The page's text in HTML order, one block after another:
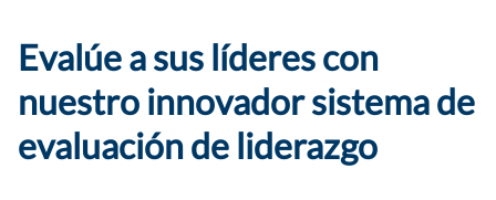
Evalúe a sus líderes con
nuestro innovador sistema de
evaluación de liderazgo